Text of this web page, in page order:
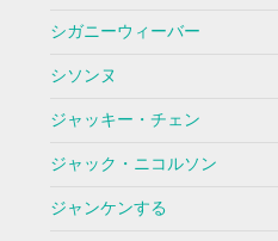
シガニーウィーバー
シソンヌ
ジャッキー・チェン
ジャック・ニコルソン
ジャンケンする